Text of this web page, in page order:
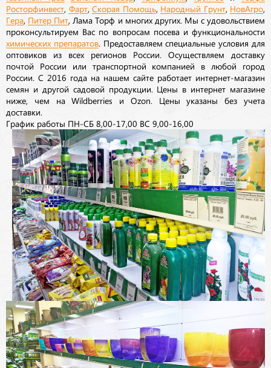
Росторфинвест Фарт, Скорая Помощь Народный Грунт, НовАгро
Гера Питер Пит , Лама Торф и многих других. Мы с удовольствием
проконсультируем Вас по вопросам посева и функциональности
химических препаратов. Предоставляем специальные условия для
оптовиков из всех регионов России. Осуществляем доставку
почтой России или транспортной компанией в любой город
России. С 2016 года на нашем сайте работает интернет-магазин
семян и другой садовой продукции. Цены в интернет магазине
ниже, чем на Wildberries и Ozon. Цены указаны без учета
доставки.
График работы ПН-СБ 8,00-17,00 ВС 9,00-16,00